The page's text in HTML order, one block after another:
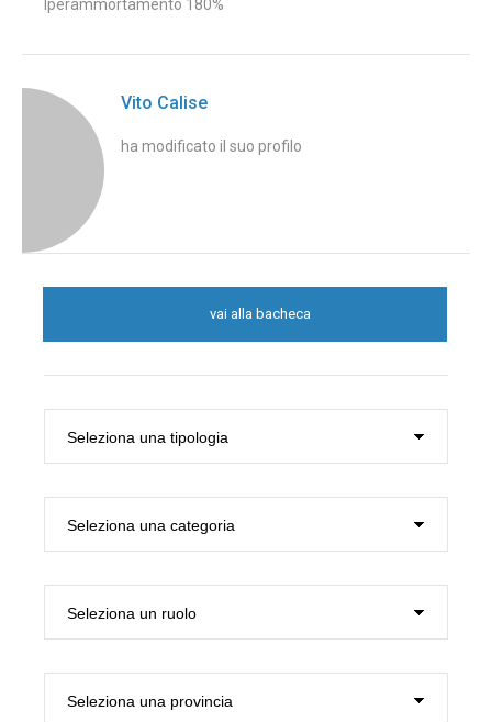
Iperammortamento 180%
Vito Calise
ha modificato il suo profilo
vai alla bacheca